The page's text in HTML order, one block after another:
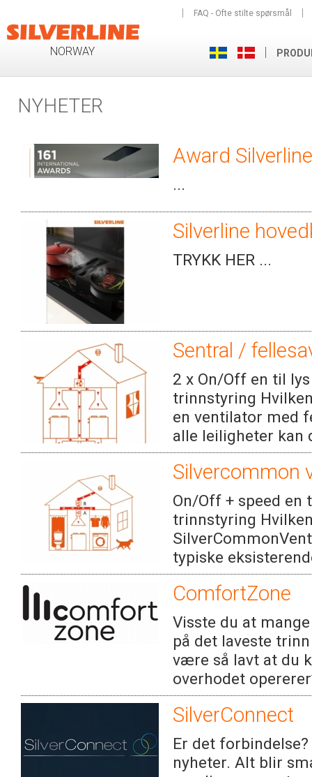
NYHETER
Award Silverline
...
Silverline
TRYKK HER ...
Sentral /
2 x On/Off en til
trinnstyring
en ventilator med
alle leiligheter kan
Silvercommon
On/Off + speed en
trinnstyring
typiske
ComfortZone
Visste du at
på det laveste
være så lavt at du
overhodet
SilverConnect
Er det
nyheter. Alt blir
FAQ - Ofte stilte spørsmål
NORWAY